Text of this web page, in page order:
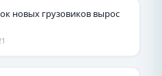
новых грузовиков вырос